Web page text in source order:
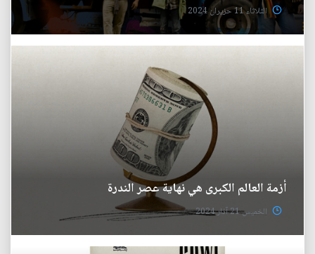
الثلاثاء 11 حزيران 2024
أزمة العالم الكبرى هي نهاية عصر الندرة
الخميس 21 آذار 2024